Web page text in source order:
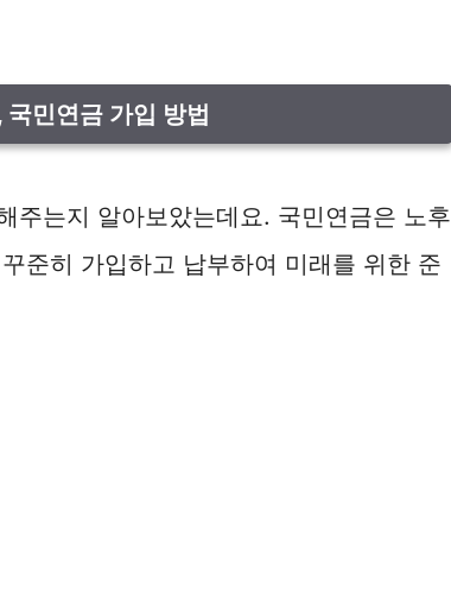
민연금 가입 방법
주는지 알아보았는데요. 국민연금은 노후
준히 가입하고 납부하여 미래를 위한 준